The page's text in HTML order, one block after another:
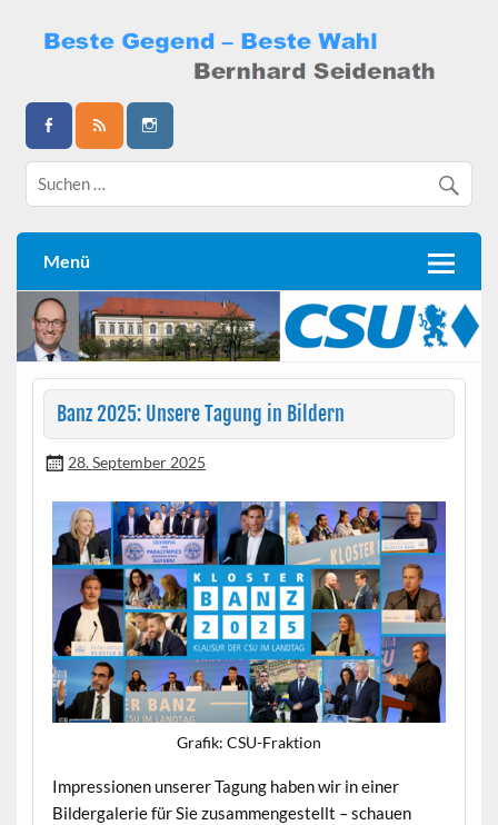
content
Bernhard Seidenath
Menü
Banz 2025: Unsere Tagung in Bildern
28. September 2025
Grafik: CSU-Frak­tion
Impres­sio­nen unser­er Tagung haben wir in ein­er
Bilder­ga­lerie für Sie zusam­mengestellt – schauen